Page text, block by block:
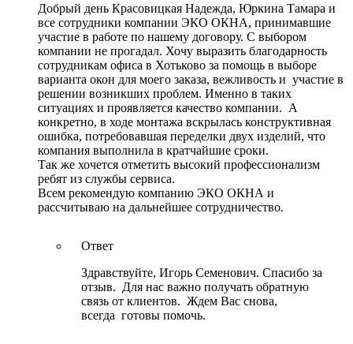
Добрый день Красовицкая Надежда, Юркина Тамара и
все сотрудники компании ЭКО ОКНА, принимавшие
участие в работе по нашему договору. С выбором
компании не прогадал. Хочу выразить благодарность
сотрудникам офиса в Хотьково за помощь в выборе
варианта окон для моего заказа, вежливость и участие в
решении возникших проблем. Именно в таких
ситуациях и проявляется качество компании. А
конкретно, в ходе монтажа вскрылась конструктивная
ошибка, потребовавшая переделки двух изделий, что
компания выполнила в кратчайшие сроки.
Так же хочется отметить высокий профессионализм
ребят из службы сервиса.
Всем рекомендую компанию ЭКО ОКНА и
рассчитываю на дальнейшее сотрудничество.
Ответ
Здравствуйте, Игорь Семенович. Спасибо за
отзыв. Для нас важно получать обратную
связь от клиентов. Ждем Вас снова,
всегда готовы помочь.